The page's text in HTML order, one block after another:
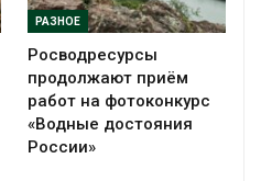
РАЗНОЕ
Росводресурсы
продолжают приём
работ на фотоконкурс
«Водные достояния
России»